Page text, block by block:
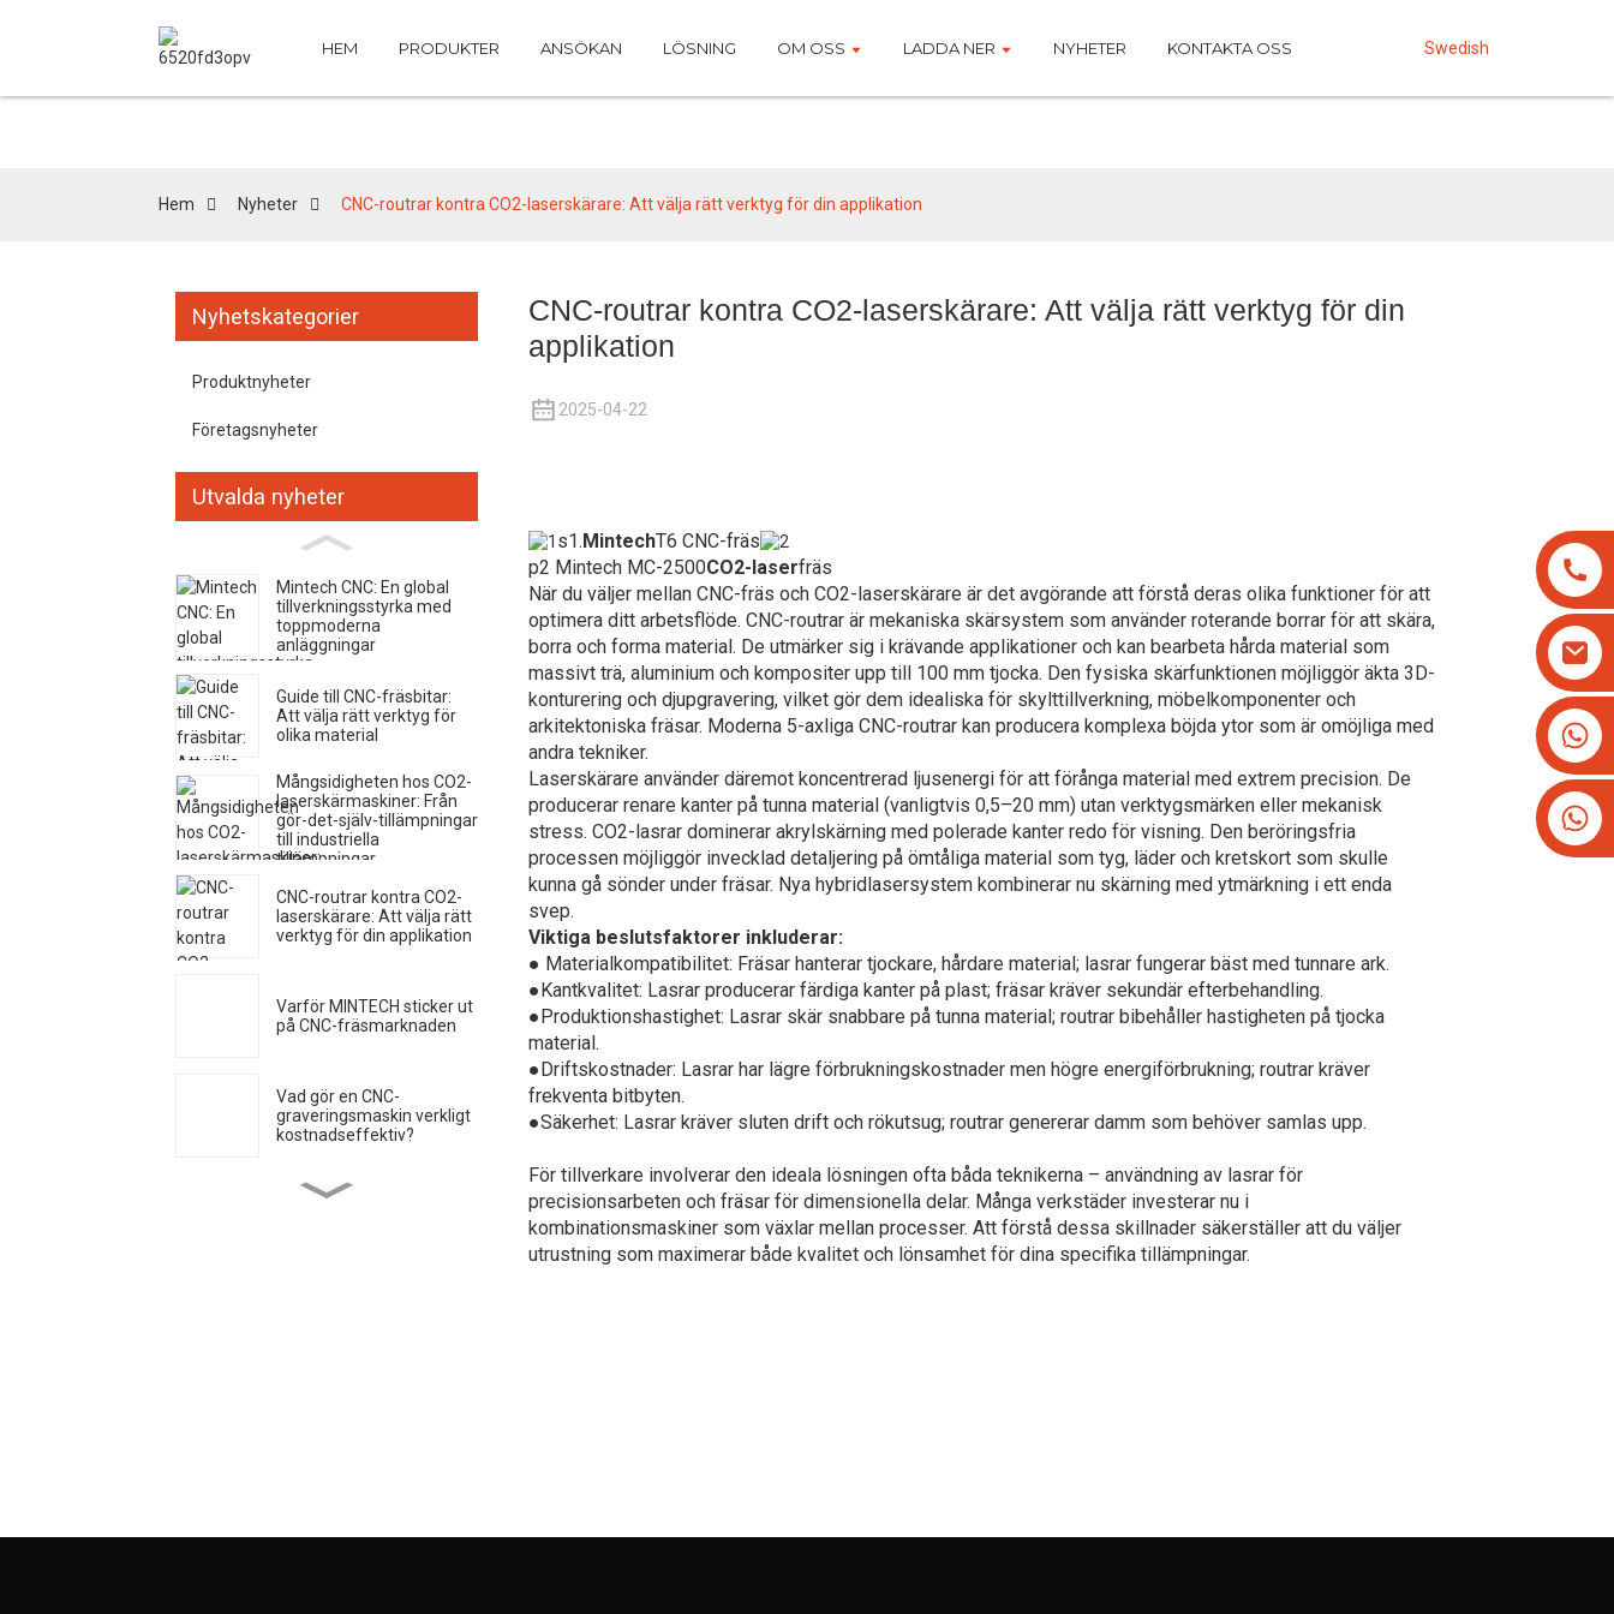
HEM PRODUKTER ANSÖKAN LÖSNING OM OSS LADDA NER NYHETER KONTAKTA OSS Swedish
+8613825779334
Nyheter
Hem Nyheter CNC-routrar kontra CO2-laserskärare: Att välja rätt verktyg för din applikation
Nyhetskategorier
Produktnyheter
Företagsnyheter
Utvalda nyheter
Mintech CNC: En global
tillverkningsstyrka med
toppmoderna
anläggningar
Guide till CNC-fräsbitar:
Att välja rätt verktyg för
olika material
Mångsidigheten hos CO2-
laserskärmaskiner: Från
gör-det-själv-tillämpningar
till industriella
tillämpningar
CNC-routrar kontra CO2-
laserskärare: Att välja rätt
verktyg för din applikation
Varför MINTECH sticker ut
på CNC-fräsmarknaden
Vad gör en CNC-
graveringsmaskin verkligt
kostnadseffektiv?
Hur man väljer den bästa
CNC-routrar kontra CO2-laserskärare: Att välja rätt verktyg för din
applikation
2025-04-22
s1.MintechT6 CNC-fräs
p2 Mintech MC-2500CO2-laserfräs
När du väljer mellan CNC-fräs och CO2-laserskärare är det avgörande att förstå deras olika funktioner för att
optimera ditt arbetsflöde. CNC-routrar är mekaniska skärsystem som använder roterande borrar för att skära,
borra och forma material. De utmärker sig i krävande applikationer och kan bearbeta hårda material som
massivt trä, aluminium och kompositer upp till 100 mm tjocka. Den fysiska skärfunktionen möjliggör äkta 3D-
konturering och djupgravering, vilket gör dem idealiska för skylttillverkning, möbelkomponenter och
arkitektoniska fräsar. Moderna 5-axliga CNC-routrar kan producera komplexa böjda ytor som är omöjliga med
andra tekniker.
Laserskärare använder däremot koncentrerad ljusenergi för att förånga material med extrem precision. De
producerar renare kanter på tunna material (vanligtvis 0,5–20 mm) utan verktygsmärken eller mekanisk
stress. CO2-lasrar dominerar akrylskärning med polerade kanter redo för visning. Den beröringsfria
processen möjliggör invecklad detaljering på ömtåliga material som tyg, läder och kretskort som skulle
kunna gå sönder under fräsar. Nya hybridlasersystem kombinerar nu skärning med ytmärkning i ett enda
svep.
Viktiga beslutsfaktorer inkluderar:
● Materialkompatibilitet: Fräsar hanterar tjockare, hårdare material; lasrar fungerar bäst med tunnare ark.
●Kantkvalitet: Lasrar producerar färdiga kanter på plast; fräsar kräver sekundär efterbehandling.
●Produktionshastighet: Lasrar skär snabbare på tunna material; routrar bibehåller hastigheten på tjocka
material.
●Driftskostnader: Lasrar har lägre förbrukningskostnader men högre energiförbrukning; routrar kräver
frekventa bitbyten.
●Säkerhet: Lasrar kräver sluten drift och rökutsug; routrar genererar damm som behöver samlas upp.
För tillverkare involverar den ideala lösningen ofta båda teknikerna – användning av lasrar för
precisionsarbeten och fräsar för dimensionella delar. Många verkstäder investerar nu i
kombinationsmaskiner som växlar mellan processer. Att förstå dessa skillnader säkerställer att du väljer
utrustning som maximerar både kvalitet och lönsamhet för dina specifika tillämpningar.